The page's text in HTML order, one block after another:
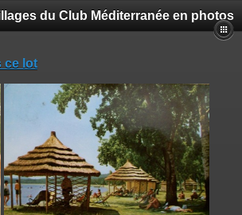
du Club Méditerranée en photos
ce lot